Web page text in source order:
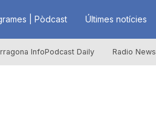
| Pòdcast Últimes notícies
InfoPodcast Daily Radio News